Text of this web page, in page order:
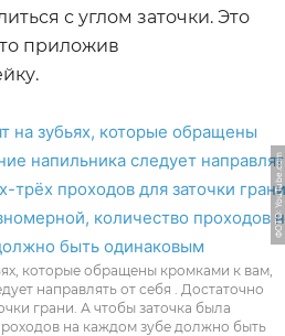
с углом заточки. Это
приложив
ФОТО: YouTube.com
которые обращены кромками к вам,
направлять от себя . Достаточно
грани. А чтобы заточка была
на каждом зубе должно быть